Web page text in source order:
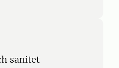
sanitet